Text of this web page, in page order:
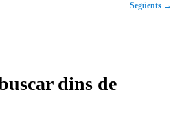
Següents →
dins de